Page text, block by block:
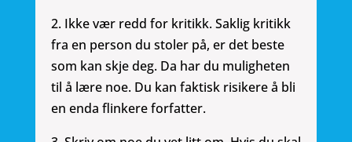
2. Ikke vær redd for kritikk. Saklig kritikk
fra en person du stoler på, er det beste
som kan skje deg. Da har du muligheten
til å lære noe. Du kan faktisk risikere å bli
en enda flinkere forfatter.